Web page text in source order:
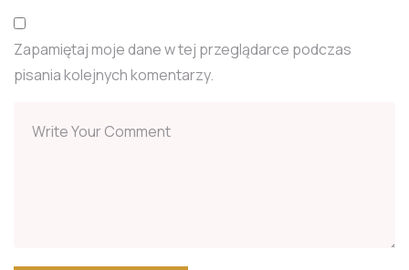
Zapamiętaj moje dane w tej przeglądarce podczas
pisania kolejnych komentarzy.